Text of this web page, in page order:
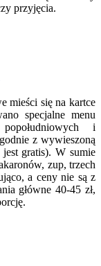
przyjęcia.
mieści się na kartce
specjalne menu
i
z wywieszoną
gratis). W sumie
zup, trzech
a ceny nie są z
główne 40-45 zł,